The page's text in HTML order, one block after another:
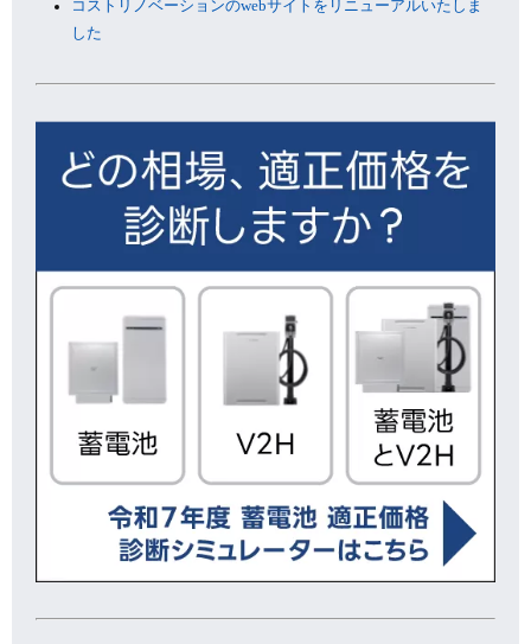
コストリノベーションのwebサイトをリニューアルいたしま
した